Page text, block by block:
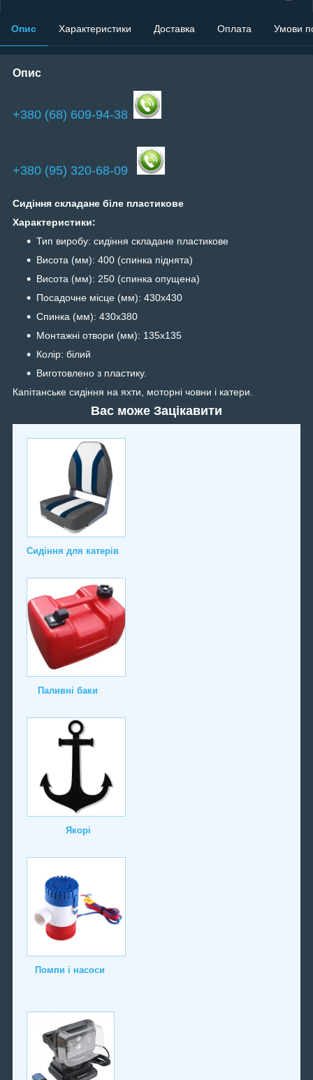
Опис Характеристики Доставка Оплата Умови
Опис
+380 (68) 609-94-38
+380 (95) 320-68-09
Сидіння складане біле пластикове
Характеристики:
Тип виробу: сидіння складане пластикове
Висота (мм): 400 (спинка піднята)
Висота (мм): 250 (спинка опущена)
Посадочне місце (мм): 430х430
Спинка (мм): 430х380
Монтажні отвори (мм): 135х135
Колір: білий
Виготовлено з пластику.
Капітанське сидіння на яхти, моторні човни і катери.
Вас може Зацікавити
Сидіння для катерів
Паливні баки
Якорі
Помпи і насоси